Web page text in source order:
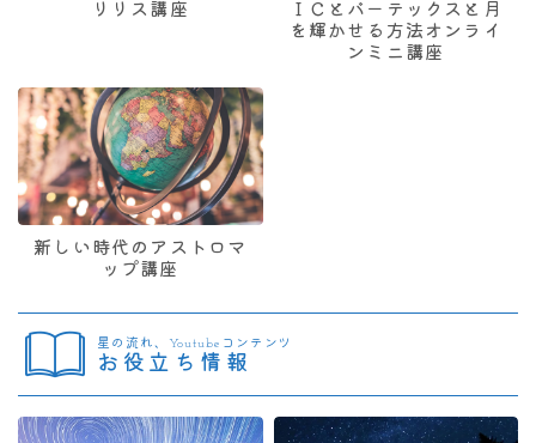
リリス講座
ＩＣとバーテックスと月
を輝かせる方法オンライ
ンミニ講座
新しい時代のアストロマ
ップ講座
星の流れ、Youtubeコンテンツ
お役立ち情報